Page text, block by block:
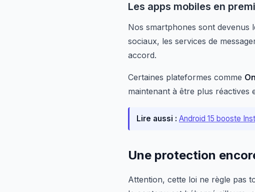
Les apps mobiles en
Nos smartphones sont devenus
sociaux, les services de
accord.
Certaines plateformes comme
maintenant à être plus réactives
Lire aussi : Android 15 booste
Une protection
Attention, cette loi ne règle pas